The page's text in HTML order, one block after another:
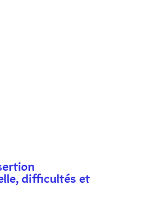
difficultés et